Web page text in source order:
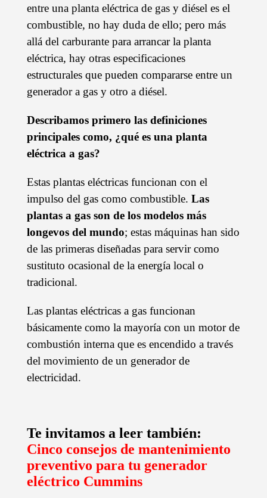
entre una planta eléctrica de gas y diésel es el
combustible, no hay duda de ello; pero más
allá del carburante para arrancar la planta
eléctrica, hay otras especificaciones
estructurales que pueden compararse entre un
generador a gas y otro a diésel.
Describamos primero las definiciones
principales como, ¿qué es una planta
eléctrica a gas?
Estas plantas eléctricas funcionan con el
impulso del gas como combustible. Las
plantas a gas son de los modelos más
longevos del mundo; estas máquinas han sido
de las primeras diseñadas para servir como
sustituto ocasional de la energía local o
tradicional.
Las plantas eléctricas a gas funcionan
básicamente como la mayoría con un motor de
combustión interna que es encendido a través
del movimiento de un generador de
electricidad.
Te invitamos a leer también:
Cinco consejos de mantenimiento
preventivo para tu generador
eléctrico Cummins